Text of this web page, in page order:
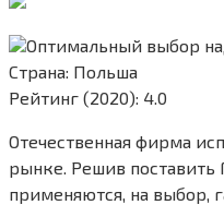
Оптимальный выбор
Страна: Польша
Рейтинг (2020): 4.0
Отечественная фирма
рынке. Решив поставить
применяются, на выбор,